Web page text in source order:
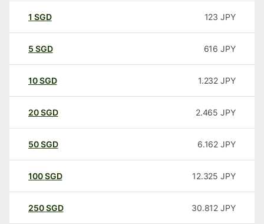
1 SGD 123 JPY
5 SGD 616 JPY
10SGD 1.232 JPY
20SGD 2.465 JPY
50SGD 6.162 JPY
100SGD 12.325 JPY
250SGD 30.812 JPY